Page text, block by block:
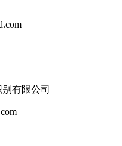
有限公司